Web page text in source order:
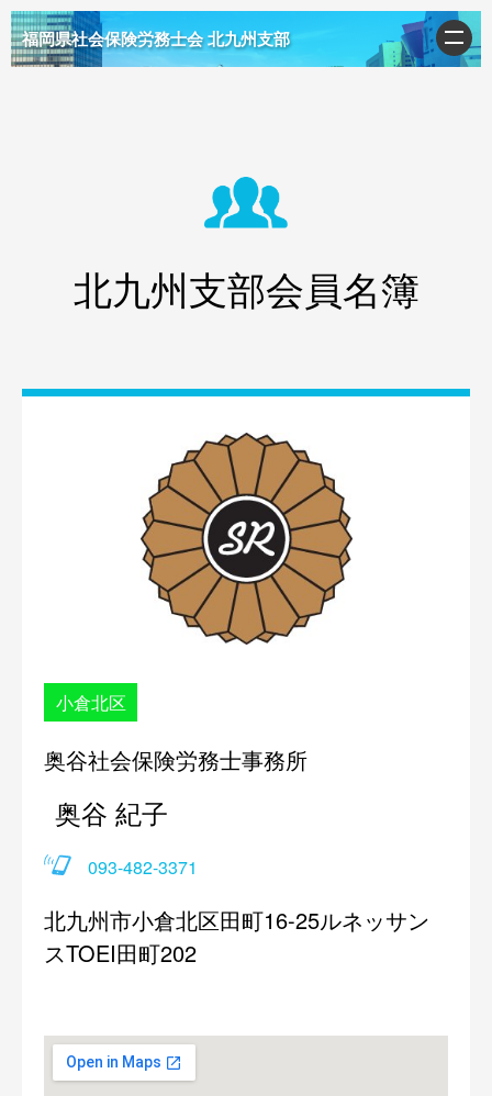
福岡県社会保険労務士会 北九州支部
北九州支部会員名簿
小倉北区
奥谷社会保険労務士事務所
奥谷 紀子
093-482-3371
北九州市小倉北区田町16-25ルネッサン
スTOEI田町202